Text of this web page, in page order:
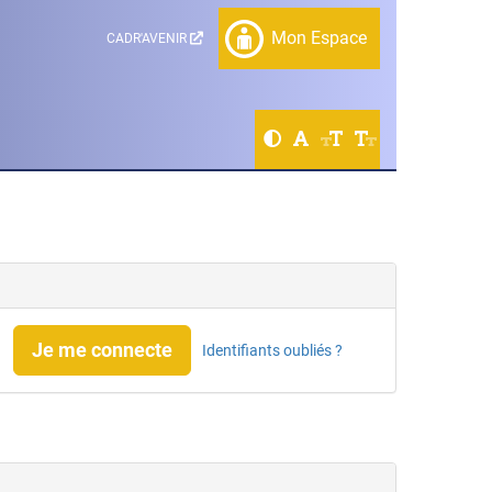
CADR'AVENIR Mon Espace
Je me connecte Identifiants oubliés ?